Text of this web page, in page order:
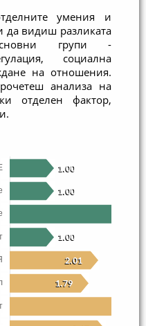
умения и
да видиш разликата
групи -
социална
на отношения.
анализа на
отделен фактор,